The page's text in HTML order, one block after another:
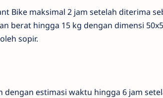
Bike maksimal 2 jam setelah diterima
berat hingga 15 kg dengan dimensi
sopir.
dengan estimasi waktu hingga 6 jam